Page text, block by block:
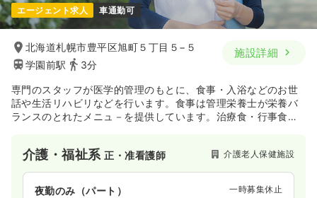
エージェント求人 車通勤可
北海道札幌市豊平区旭町５丁目５−５
学園前駅
3分
施設詳細
専門のスタッフが医学的管理のもとに、食事・入浴などのお世
話や生活リハビリなどを行います。食事は管理栄養士が栄養バ
ランスのとれたメニュ－を提供しています。治療食・行事食な
介護・福祉系正・准看護師 介護老人保健施設
夜勤のみ（パート） 一時募集休止